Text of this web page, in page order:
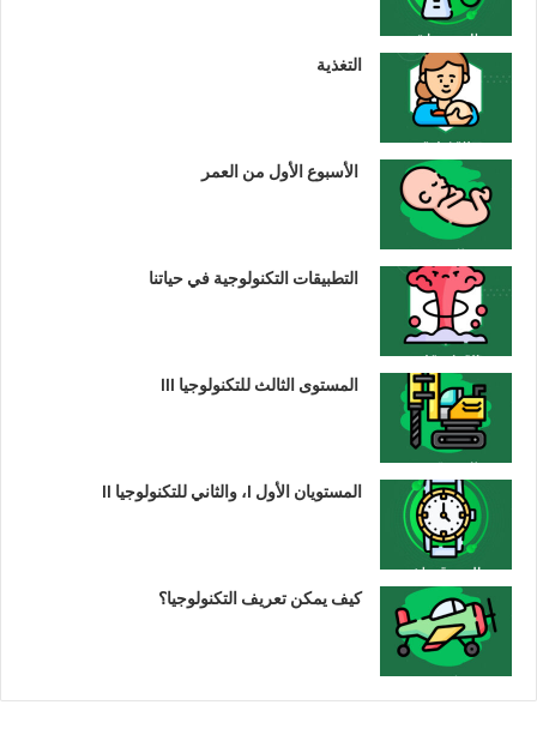
التغذية
الأسبوع الأول من العمر
التطبيقات التكنولوجية في حياتنا
المستوى الثالث للتكنولوجيا III
المستويان الأول I، والثاني للتكنولوجيا II
كيف يمكن تعريف التكنولوجيا؟